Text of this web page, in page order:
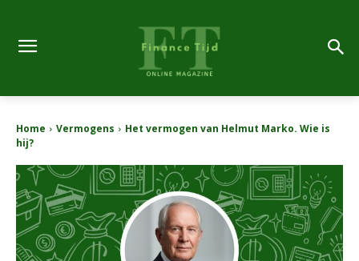
Home Vermogens
Het vermogen van Helmut Marko. Wie is
hij?